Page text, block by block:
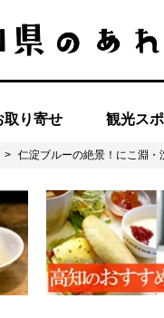
取り寄せ 観光ス
> 仁淀ブルーの絶景！にこ淵・